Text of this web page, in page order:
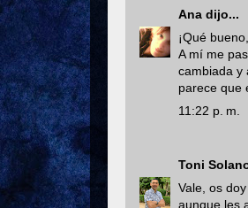
Ana dijo...
¡Qué
A mí me
cambiada y
parece que
11:22 p. m.
Toni
Vale, os
aunque les